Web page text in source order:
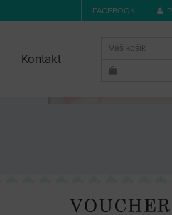
FACEBOOK
Kontakt
Váš košík